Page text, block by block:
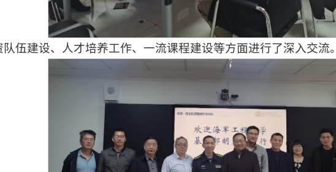
伍建设、人才培养工作、一流课程建设等方面进行了深入交流。